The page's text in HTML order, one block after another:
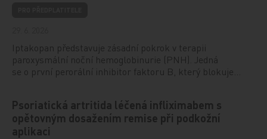
Iptakopan představuje zásadní pokrok v terapii
paroxysmální noční hemoglobinurie (PNH). Jedná
se o první perorální inhibitor faktoru B, který blokuje…
Psoriatická artritida léčená infliximabem s
opětovným dosažením remise při podkožní
aplikaci